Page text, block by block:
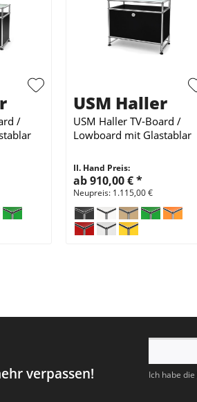
/
USM Haller
USM Haller TV-Board /
Lowboard mit Glastablar
II. Hand Preis:
ab 910,00 €*
Neupreis: 1.115,00 €
verpassen! Ich habe die